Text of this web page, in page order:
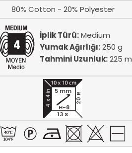
80% Cotton - 20% Polyester
İplik Türü:Medium
Yumak Ağırlığı:250 g
Tahmini Uzunluk:225 m
13 S
20 R
5 mm
H-8